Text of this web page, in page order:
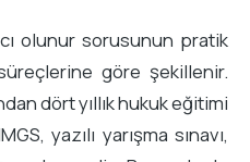
olunur sorusunun pratik
göre şekillenir.
dört yıllık hukuk eğitimi
yazılı yarışma sınavı,